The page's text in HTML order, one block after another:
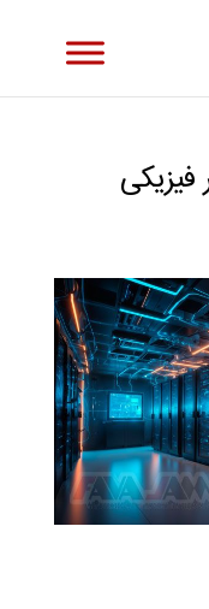
فیزیکی